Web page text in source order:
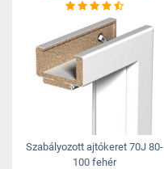
Szabályozott ajtókeret 70J 80-
100 fehér